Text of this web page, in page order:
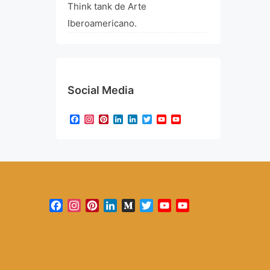
Think tank de Arte
Iberoamericano.
Social Media
Facebook
Instagram
Pinterest
LinkedIn
LinkedIn
TwitterYouTube
Facebook
Instagram
PinterestLinkedInMediumTwitterYouTube